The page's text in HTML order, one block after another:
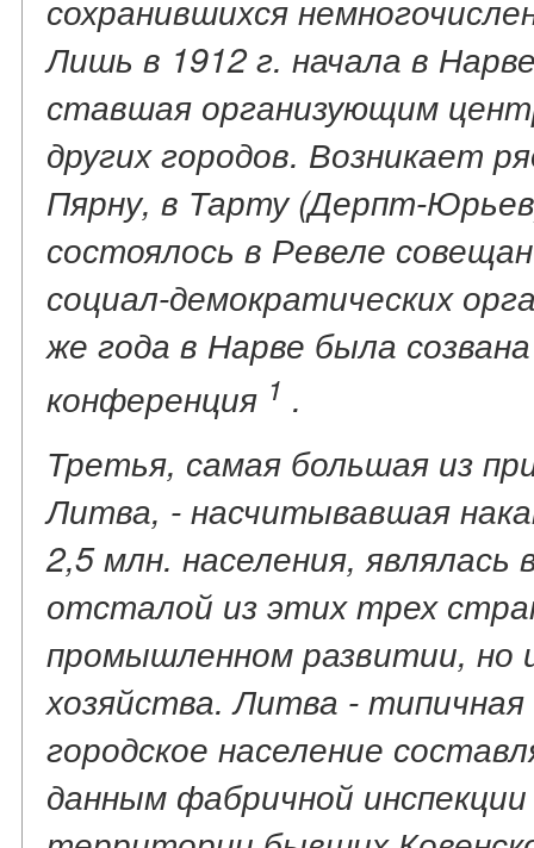
сохранившихся
Лишь в 1912 г. начала в
ставшая организующим
других городов. Возникает
Пярну, в Тарту (Дерпт-
состоялось в Ревеле
социал-демократических
же года в Нарве была
конференция 1 .
Третья, самая большая из
Литва, - насчитывавшая
2,5 млн. населения,
отсталой из этих трех
промышленном развитии, но
хозяйства. Литва -
городское население
данным фабричной